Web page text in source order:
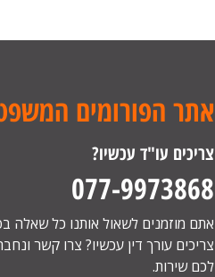
אתר הפורומים
צריכים עו"ד עכשיו?
077-9973868
אתם מוזמנים לשאול אותנו כל שאלה
צריכים עורך דין עכשיו? צרו קשר
לכם שירות.